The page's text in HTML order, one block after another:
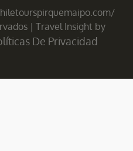
| Travel Insight by
De Privacidad